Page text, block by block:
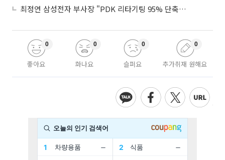
최정연 삼성전자 부사장 "PDK 리타기팅 95% 단축…에이전트 AI 시범 활용"
좋아요
0
화나요
0
슬퍼요
0
추가취재 원해요
0